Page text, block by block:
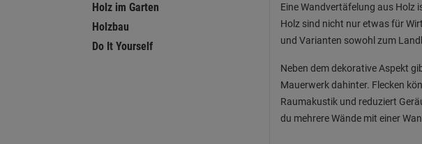
Holz im Garten
Holzbau
Do It Yourself
Eine Wandvertäfelung aus Holz
Holz sind nicht nur etwas für
und Varianten sowohl zum
Neben dem dekorative Aspekt
Mauerwerk dahinter. Flecken
Raumakustik und reduziert
du mehrere Wände mit einer